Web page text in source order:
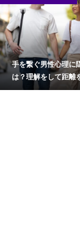
手を繋ぐ男性心理に
は？理解をして距離